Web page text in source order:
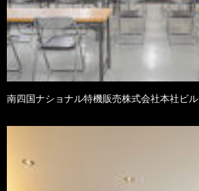
南四国ナショナル特機販売株式会社本社ビル